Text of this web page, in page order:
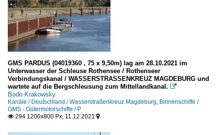
GMS PARDUS (04019360 , 75 x 9,50m) lag am 28.10.2021 im
Unterwasser der Schleuse Rothensee / Rothenseer
Verbindungskanal / WASSERSTRASSENKREUZ MAGDEBURG und
wartete auf die Bergschleusung zum Mittellandkanal. 
Bodo Krakowsky
Kanäle / Deutschland / Wasserstraßenkreuz Magdeburg Binnenschiffe /
GMS - Gütermotorschiffe / P
 294 1200x800 Px, 11.12.2021 